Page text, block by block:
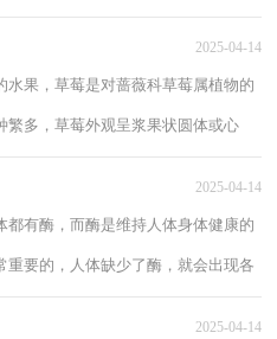
2025-04-14
果，草莓是对蔷薇科草莓属植物的
繁多，草莓外观呈浆果状圆体或心
2025-04-14
都有酶，而酶是维持人体身体健康的
要的，人体缺少了酶，就会出现各
2025-04-14